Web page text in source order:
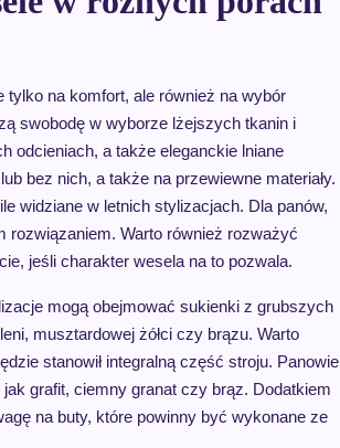
tylko na komfort, ale również na wybór
swobodę w wyborze lżejszych tkanin i
odcieniach, a także eleganckie lniane
bez nich, a także na przewiewne materiały.
widziane w letnich stylizacjach. Dla panów,
rozwiązaniem. Warto również rozważyć
jeśli charakter wesela na to pozwala.
mogą obejmować sukienki z grubszych
musztardowej żółci czy brązu. Warto
stanowił integralną część stroju. Panowie
grafit, ciemny granat czy brąz. Dodatkiem
na buty, które powinny być wykonane ze